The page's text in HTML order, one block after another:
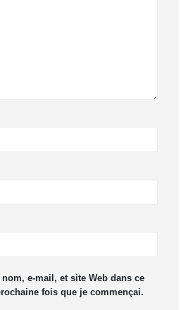
e-mail, et site Web dans ce
fois que je commençai.